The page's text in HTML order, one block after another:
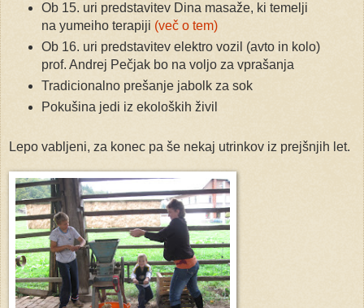
Ob 15. uri predstavitev Dina masaže, ki temelji
na yumeiho terapiji (več o tem)
Ob 16. uri predstavitev elektro vozil (avto in kolo)
prof. Andrej Pečjak bo na voljo za vprašanja
Tradicionalno prešanje jabolk za sok
Pokušina jedi iz ekoloških živil
Lepo vabljeni, za konec pa še nekaj utrinkov iz prejšnjih let.